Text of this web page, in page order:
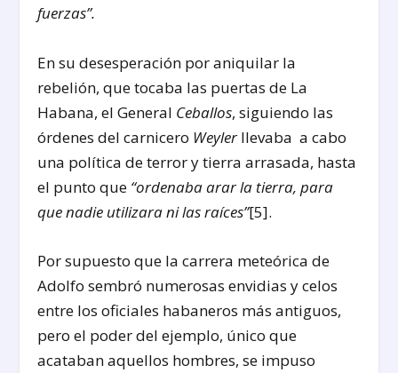
fuerzas”.
En su desesperación por aniquilar la
rebelión, que tocaba las puertas de La
Habana, el General Ceballos, siguiendo las
órdenes del carnicero Weylerllevaba a cabo
una política de terror y tierra arrasada, hasta
el punto que “ordenaba arar la tierra, para
que nadie utilizara ni las raíces”[5].
Por supuesto que la carrera meteórica de
Adolfo sembró numerosas envidias y celos
entre los oficiales habaneros más antiguos,
pero el poder del ejemplo, único que
acataban aquellos hombres, se impuso